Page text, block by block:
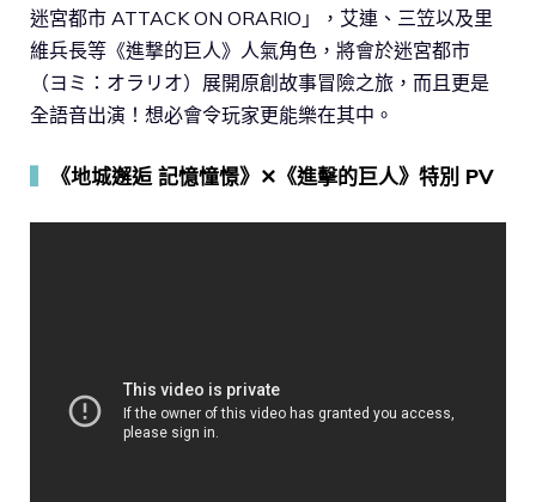
迷宮都市 ATTACK ON ORARIO」，艾連、三笠以及里
維兵長等《進撃的巨人》人氣角色，將會於迷宮都市
（ヨミ：オラリオ）展開原創故事冒險之旅，而且更是
全語音出演！想必會令玩家更能樂在其中。
《地城邂逅 記憶憧憬》✕《進擊的巨人》特別 PV